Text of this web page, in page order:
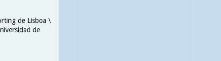
de Lisboa \
de